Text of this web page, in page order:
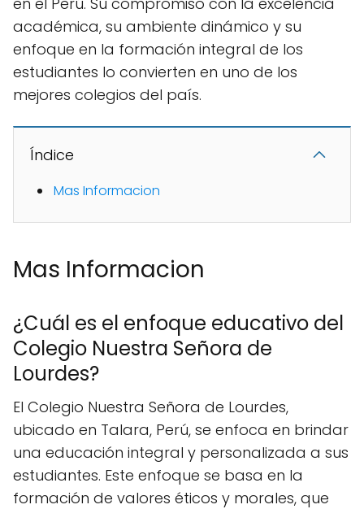
académica, su ambiente dinámico y su
enfoque en la formación integral de los
estudiantes lo convierten en uno de los
mejores colegios del país.
Índice
Mas Informacion
Mas Informacion
¿Cuál es el enfoque educativo del
Colegio Nuestra Señora de
Lourdes?
El Colegio Nuestra Señora de Lourdes,
ubicado en Talara, Perú, se enfoca en brindar
una educación integral y personalizada a sus
estudiantes. Este enfoque se basa en la
formación de valores éticos y morales, que